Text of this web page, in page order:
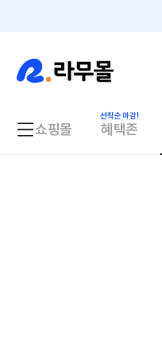
쇼핑몰 혜택존